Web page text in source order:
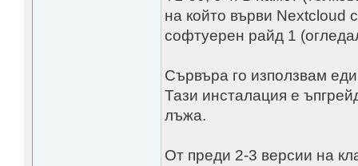
на който върви Nextcloud
софтуерен райд 1
Сървъра го използвам
Тази инсталация е
лъжа.
От преди 2-3 версии на